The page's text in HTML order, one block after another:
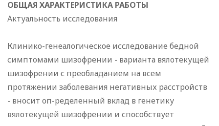
ОБЩАЯ ХАРАКТЕРИСТИКА РАБОТЫ
Актуальность исследования
Клинико-генеалогическое исследование бедной
симптомами шизофрении - варианта вялотекущей
шизофрении с преобладанием на всем
протяжении заболевания негативных расстройств
- вносит оп-ределенный вклад в генетику
вялотекущей шизофрении и способствует